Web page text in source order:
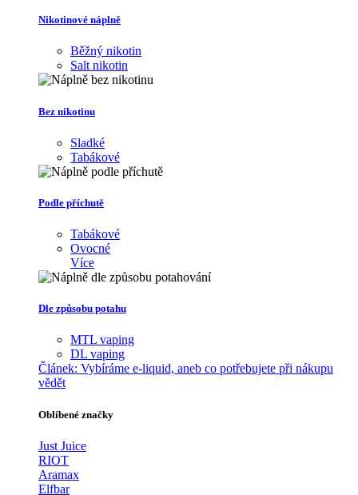
Nikotinové náplně
Běžný nikotin
Salt nikotin
Bez nikotinu
Sladké
Tabákové
Podle příchutě
Tabákové
Ovocné
Více
Dle způsobu potahu
MTL vaping
DL vaping
Článek: Vybíráme e-liquid, aneb co potřebujete při nákupu
vědět
Oblíbené značky
Just Juice
RIOT
Aramax
Elfbar